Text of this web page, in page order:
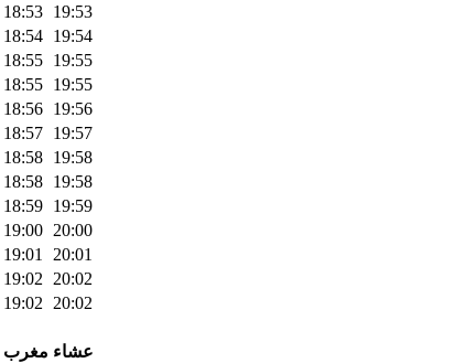
18:53 19:53
18:54 19:54
18:55 19:55
18:55 19:55
18:56 19:56
18:57 19:57
18:58 19:58
18:58 19:58
18:59 19:59
19:00 20:00
19:01
20:01
19:02
20:02
19:02
20:02
مغرب عشاء